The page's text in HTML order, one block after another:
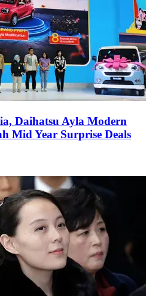
Daihatsu Ayla Modern
Mid Year Surprise Deals